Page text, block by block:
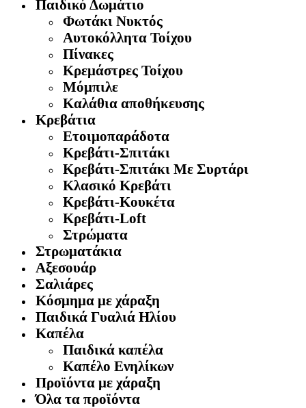
Παιδικό Δωμάτιο
Φωτάκι Νυκτός
Αυτοκόλλητα Τοίχου
Πίνακες
Κρεμάστρες Τοίχου
Μόμπιλε
Καλάθια αποθήκευσης
Κρεβάτια
Ετοιμοπαράδοτα
Κρεβάτι-Σπιτάκι
Κρεβάτι-Σπιτάκι Με Συρτάρι
Κλασικό Κρεβάτι
Κρεβάτι-Κουκέτα
Κρεβάτι-Loft
Στρώματα
Στρωματάκια
Αξεσουάρ
Σαλιάρες
Κόσμημα με χάραξη
Παιδικά Γυαλιά Ηλίου
Καπέλα
Παιδικά καπέλα
Καπέλο Ενηλίκων
Προϊόντα με χάραξη
Όλα τα προϊόντα